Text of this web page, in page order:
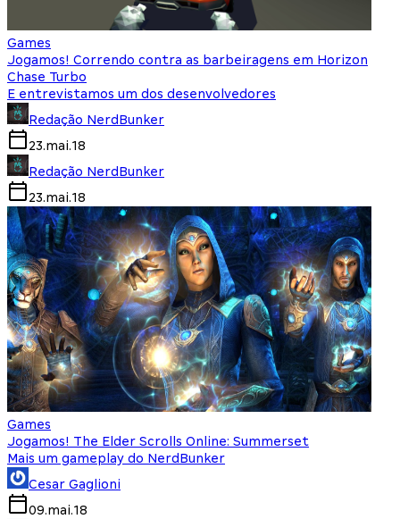
Games
Jogamos! Correndo contra as barbeiragens em Horizon
Chase Turbo
E entrevistamos um dos desenvolvedores
Redação NerdBunker
23.mai.18
Redação NerdBunker
23.mai.18
Games
Jogamos! The Elder Scrolls Online: Summerset
Mais um gameplay do NerdBunker
Cesar Gaglioni
09.mai.18